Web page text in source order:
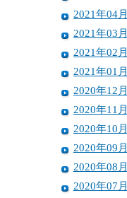
2021年04月
2021年03月
2021年02月
2021年01月
2020年12月
2020年11月
2020年10月
2020年09月
2020年08月
2020年07月